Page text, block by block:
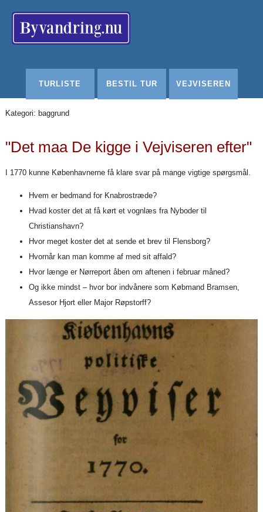
TURLISTE BESTIL TUR VEJVISEREN
Kategori: baggrund
"Det maa De kigge i Vejviseren efter"
I 1770 kunne Københavnerne få klare svar på mange vigtige spørgsmål.
Hvem er bedmand for Knabrostræde?
Hvad koster det at få kørt et vognlæs fra Nyboder til
Christianshavn?
Hvor meget koster det at sende et brev til Flensborg?
Hvornår kan man komme af med sit affald?
Hvor længe er Nørreport åben om aftenen i februar måned?
Og ikke mindst – hvor bor indvånere som Købmand Bramsen,
Assesor Hjort eller Major Røpstorff?